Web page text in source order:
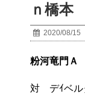
ｎ橋本
2020/08/15
粉河竜門Ａ
対 デｲベ